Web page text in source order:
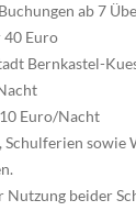
ab 7
Euro
Bernkastel-
Euro/Nacht
sowie
beider